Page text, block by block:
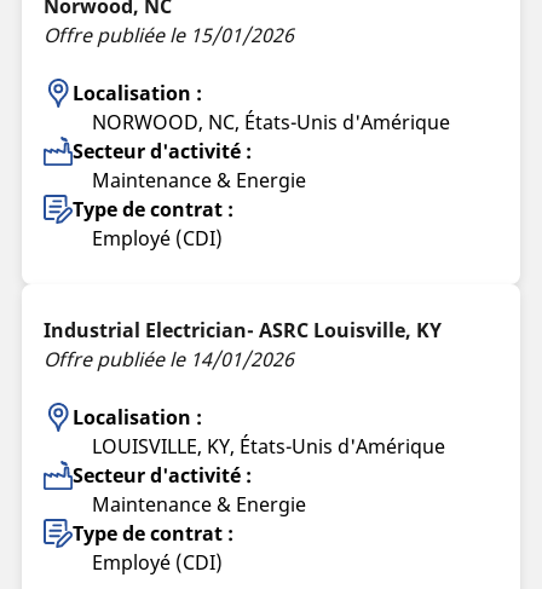
Norwood, NC
Offre publiée le 15/01/2026
Localisation :
NORWOOD, NC, États-Unis d'Amérique
Secteur d'activité :
Maintenance & Energie
Type de contrat :
Employé (CDI)
Industrial Electrician- ASRC Louisville, KY
Offre publiée le 14/01/2026
Localisation :
LOUISVILLE, KY, États-Unis d'Amérique
Secteur d'activité :
Maintenance & Energie
Type de contrat :
Employé (CDI)